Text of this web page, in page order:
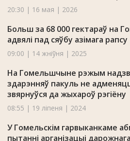
20:30 | 16 мая | 2026
Больш за 68 000 гектараў на
адвялі пад сяўбу азімага рапсу
09:00 | 14 жніўня | 2025
На Гомельшчыне рэжым
здарэнняў пакуль не
звярнуўся да жыхароў рэгіёну
08:55 | 19 ліпеня | 2024
У Гомельскім гарвыканкаме
пытанні арганізацыі